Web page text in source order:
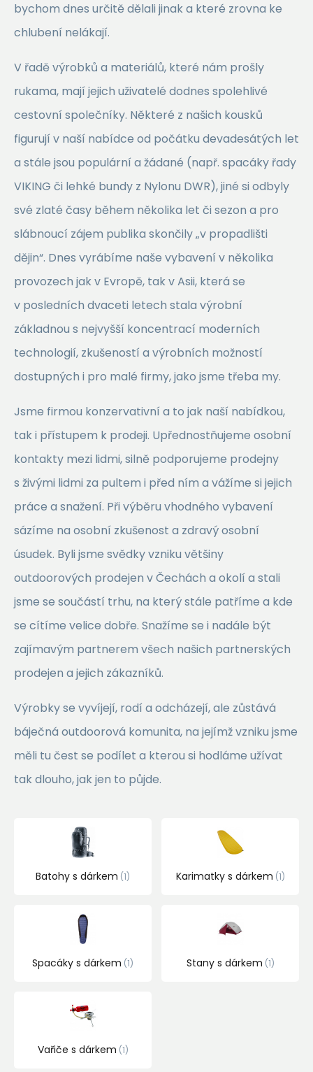
bychom dnes určitě dělali jinak a které zrovna ke
chlubení nelákají.
V řadě výrobků a materiálů, které nám prošly
rukama, mají jejich uživatelé dodnes spolehlivé
cestovní společníky. Některé z našich kousků
figurují v naší nabídce od počátku devadesátých let
a stále jsou populární a žádané (např. spacáky řady
VIKING či lehké bundy z Nylonu DWR), jiné si odbyly
své zlaté časy během několika let či sezon a pro
slábnoucí zájem publika skončily „v propadlišti
dějin“. Dnes vyrábíme naše vybavení v několika
provozech jak v Evropě, tak v Asii, která se
v posledních dvaceti letech stala výrobní
základnou s nejvyšší koncentrací moderních
technologií, zkušeností a výrobních možností
dostupných i pro malé firmy, jako jsme třeba my.
Jsme firmou konzervativní a to jak naší nabídkou,
tak i přístupem k prodeji. Upřednostňujeme osobní
kontakty mezi lidmi, silně podporujeme prodejny
s živými lidmi za pultem i před ním a vážíme si jejich
práce a snažení. Při výběru vhodného vybavení
sázíme na osobní zkušenost a zdravý osobní
úsudek. Byli jsme svědky vzniku většiny
outdoorových prodejen v Čechách a okolí a stali
jsme se součástí trhu, na který stále patříme a kde
se cítíme velice dobře. Snažíme se i nadále být
zajímavým partnerem všech našich partnerských
prodejen a jejich zákazníků.
Výrobky se vyvíjejí, rodí a odcházejí, ale zůstává
báječná outdoorová komunita, na jejímž vzniku jsme
měli tu čest se podílet a kterou si hodláme užívat
tak dlouho, jak jen to půjde.
Batohy s dárkem 1 Karimatky s dárkem 1
Spacáky s dárkem 1 Stany s dárkem 1
Vařiče s dárkem 1